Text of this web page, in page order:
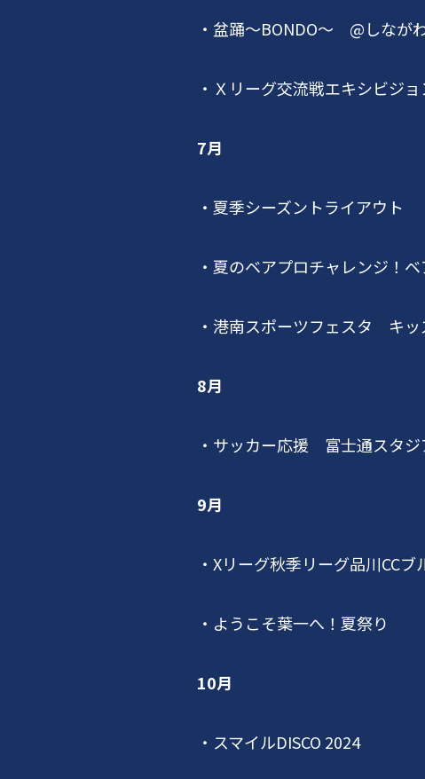
・盆踊～BONDO～ @しなが
・Ｘリーグ交流戦エキシビジ
7月
・夏季シーズントライアウト
・夏のベアプロチャレンジ！
・港南スポーツフェスタ キッ
8月
・サッカー応援 富士通スタジ
9月
・ Xリーグ秋季リーグ品川CCブ
・ようこそ葉一へ！夏祭り
10月
・スマイルDISCO 2024